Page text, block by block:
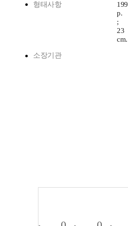
형태사항
199
p.
;
23
cm.
소장기관